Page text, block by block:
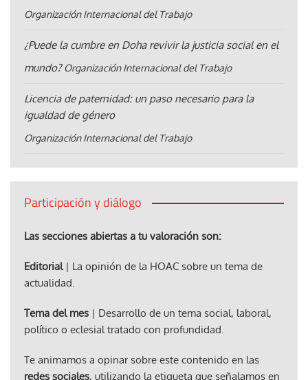
Organización Internacional del Trabajo
¿Puede la cumbre en Doha revivir la justicia social en el
mundo? Organización Internacional del Trabajo
Licencia de paternidad: un paso necesario para la
igualdad de género
Organización Internacional del Trabajo
Participación y diálogo
Las secciones abiertas a tu valoración son:
Editorial| La opinión de la HOAC sobre un tema de
actualidad.
Tema del mes | Desarrollo de un tema social, laboral,
político o eclesial tratado con profundidad.
Te animamos a opinar sobre este contenido en las
redes sociales, utilizando la etiqueta que señalamos en